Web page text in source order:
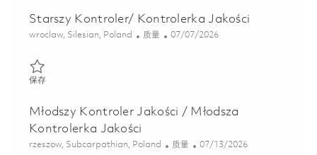
Starszy Kontroler/ Kontrolerka Jakości
位置
wroclaw, Silesian, Poland 类别
质量 Posted Date
07/07/2026
保存保存 Starszy Kontroler/ Kontrolerka Jakości 01852014
Młodszy Kontroler Jakości / Młodsza
Kontrolerka Jakości
位置
rzeszow, Subcarpathian, Poland 类别
质量 Posted Date
07/13/2026